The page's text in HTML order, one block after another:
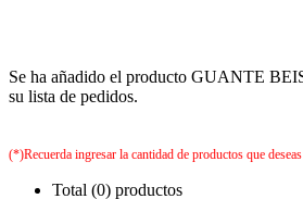
Se ha añadido el producto GUANTE
su lista de pedidos.
(*)Recuerda ingresar la cantidad de productos que
Total (0) productos